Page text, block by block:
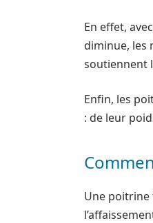
En effet,
diminue, les
soutiennent
Enfin, les
: de leur
Une poitrine